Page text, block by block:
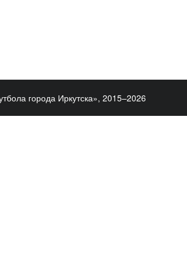
города Иркутска», 2015–2026